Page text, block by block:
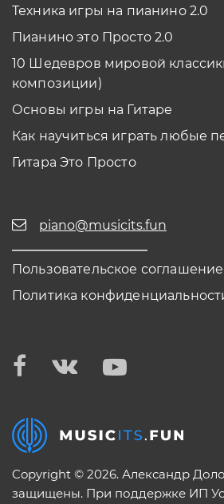
Техника игры на пианино 2.0
Пианино это Просто 2.0
10 Шедевров мировой
композиции)
Основы игры на Гитаре
Как научиться играть любые
Гитара Это Просто
piano@musicits.fun
Пользовательское соглашение
Политика
Copyright © 2026. Александр
защищены. При поддержке ИП